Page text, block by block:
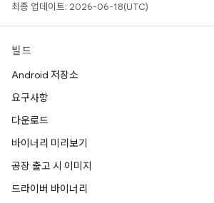
최종 업데이트: 2026-06-18(UTC)
빌드
Android 저장소
요구사항
다운로드
바이너리 미리보기
공장 출고 시 이미지
드라이버 바이너리